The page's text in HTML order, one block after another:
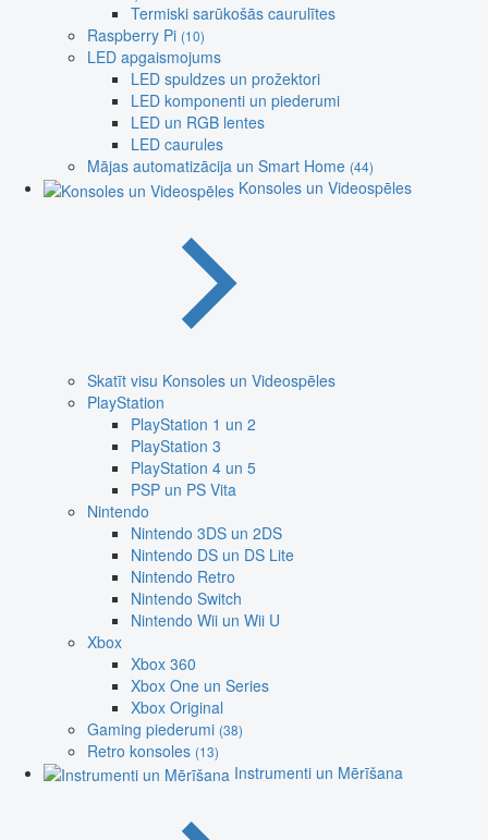
Termiski sarūkošās caurulītes
Raspberry Pi (10)
LED apgaismojums
LED spuldzes un prožektori
LED komponenti un piederumi
LED un RGB lentes
LED caurules
Mājas automatizācija un Smart Home (44)
Konsoles un Videospēles
Skatīt visu Konsoles un Videospēles
PlayStation
PlayStation 1 un 2
PlayStation 3
PlayStation 4 un 5
PSP un PS Vita
Nintendo
Nintendo 3DS un 2DS
Nintendo DS un DS Lite
Nintendo Retro
Nintendo Switch
Nintendo Wii un Wii U
Xbox
Xbox 360
Xbox One un Series
Xbox Original
Gaming piederumi (38)
Retro konsoles (13)
Instrumenti un Mērīšana